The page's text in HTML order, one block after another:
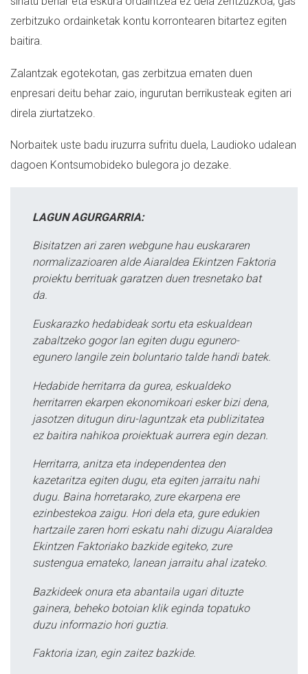
zerbitzuko ordainketak kontu korrontearen bitartez egiten
baitira.
Zalantzak egotekotan, gas zerbitzua ematen duen
enpresari deitu behar zaio, ingurutan berrikusteak egiten ari
direla ziurtatzeko.
Norbaitek uste badu iruzurra sufritu duela, Laudioko udalean
dagoen Kontsumobideko bulegora jo dezake.
LAGUN AGURGARRIA:
Bisitatzen ari zaren webgune hau euskararen
normalizazioaren alde Aiaraldea Ekintzen Faktoria
proiektu berrituak garatzen duen tresnetako bat
da.
Euskarazko hedabideak sortu eta eskualdean
zabaltzeko gogor lan egiten dugu egunero-
egunero langile zein boluntario talde handi batek.
Hedabide herritarra da gurea, eskualdeko
herritarren ekarpen ekonomikoari esker bizi dena,
jasotzen ditugun diru-laguntzak eta publizitatea
ez baitira nahikoa proiektuak aurrera egin dezan.
Herritarra, anitza eta independentea den
kazetaritza egiten dugu, eta egiten jarraitu nahi
dugu. Baina horretarako, zure ekarpena ere
ezinbestekoa zaigu. Hori dela eta, gure edukien
hartzaile zaren horri eskatu nahi dizugu Aiaraldea
Ekintzen Faktoriako bazkide egiteko, zure
sustengua emateko, lanean jarraitu ahal izateko.
Bazkideek onura eta abantaila ugari dituzte
gainera, beheko botoian klik eginda topatuko
duzu informazio hori guztia.
Faktoria izan, egin zaitez bazkide.